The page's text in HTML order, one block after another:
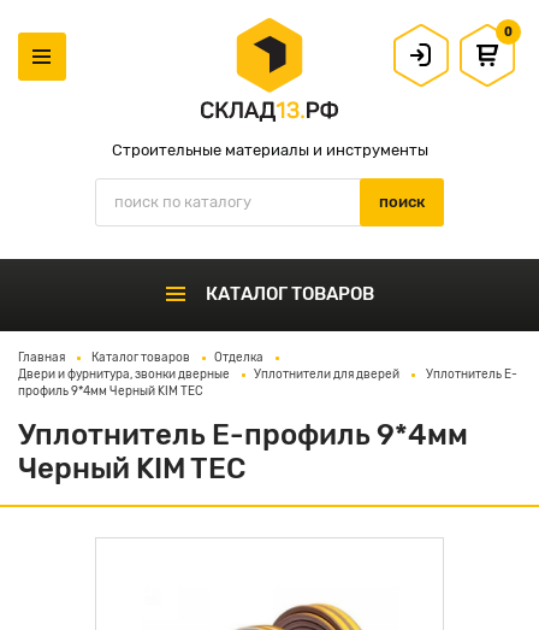
Строительные материалы и инструменты
0
КАТАЛОГ ТОВАРОВ
Главная Каталог товаров
Отделка
Двери и фурнитура, звонки дверные
Уплотнители для дверей
Уплотнитель E-
профиль 9*4мм Черный KIM TEC
Уплотнитель E-профиль 9*4мм
Черный KIM TEC